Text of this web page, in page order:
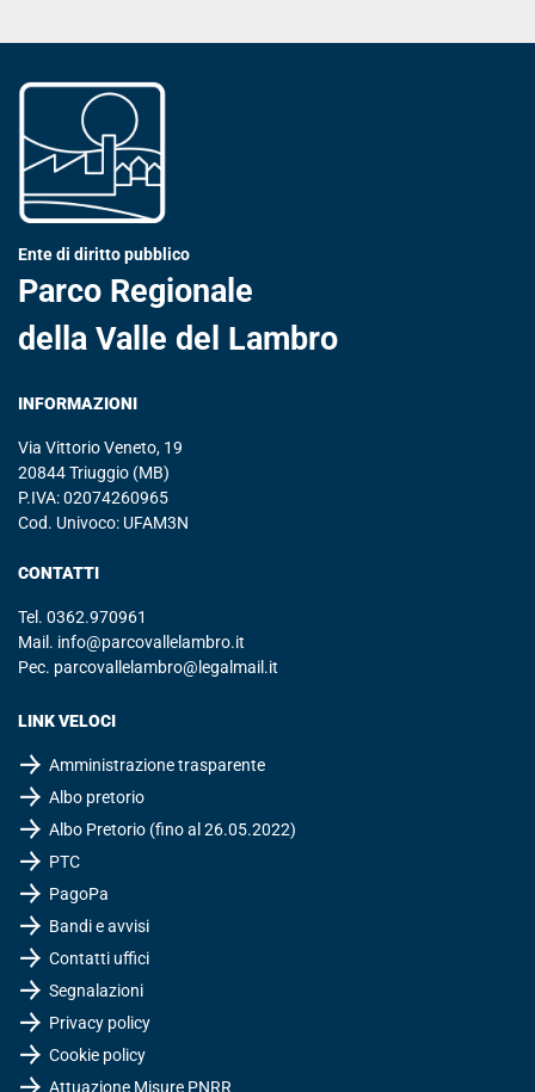
Ente di diritto pubblico
Parco Regionale
della Valle del Lambro
INFORMAZIONI
Via Vittorio Veneto, 19
20844 Triuggio (MB)
P.IVA: 02074260965
Cod. Univoco: UFAM3N
CONTATTI
Tel. 0362.970961
Mail. info@parcovallelambro.it
Pec. parcovallelambro@legalmail.it
LINK VELOCI
Amministrazione trasparente
Albo pretorio
Albo Pretorio (fino al 26.05.2022)
PTC
PagoPa
Bandi e avvisi
Contatti uffici
Segnalazioni
Privacy policy
Cookie policy
Attuazione Misure PNRR